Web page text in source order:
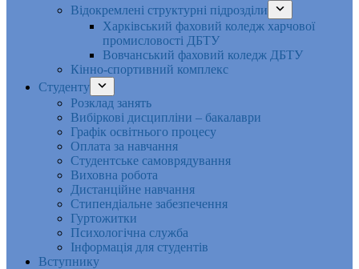
Відокремлені структурні підрозділи
Харківський фаховий коледж харчової
промисловості ДБТУ
Вовчанський фаховий коледж ДБТУ
Кінно-спортивний комплекс
Студенту
Розклад занять
Вибіркові дисципліни – бакалаври
Графік освітнього процесу
Оплата за навчання
Студентське самоврядування
Виховна робота
Дистанційне навчання
Стипендіальне забезпечення
Гуртожитки
Психологічна служба
Інформація для студентів
Вступнику